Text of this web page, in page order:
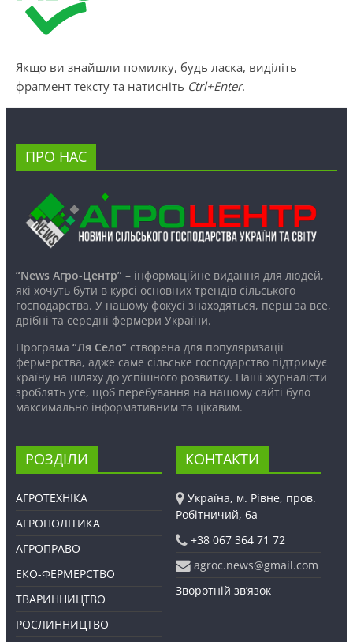
Якщо ви знайшли помилку, будь ласка, виділіть
фрагмент тексту та натисніть Ctrl+Enter.
ПРО НАС
“News Агро-Центр”– інформаційне видання для людей,
які хочуть бути в курсі основних трендів сільського
господарства. У нашому фокусі знаходяться, перш за все,
дрібні та середні фермери України.
Програма “Ля Село”створена для популяризації
фермерства, адже саме сільське господарство підтримує
країну на шляху до успішного розвитку. Наші журналісти
зроблять усе, щоб перебування на нашому сайті було
максимально інформативним та цікавим.
РОЗДІЛИ
АГРОТЕХНІКА
АГРОПОЛІТИКА
АГРОПРАВО
ЕКО-ФЕРМЕРСТВО
ТВАРИННИЦТВО
РОСЛИННИЦТВО
КОНТАКТИ
Україна, м. Рівне, пров.
Робітничий, 6а
+38 067 364 71 72
agroc.news@gmail.com
Зворотній зв’язок